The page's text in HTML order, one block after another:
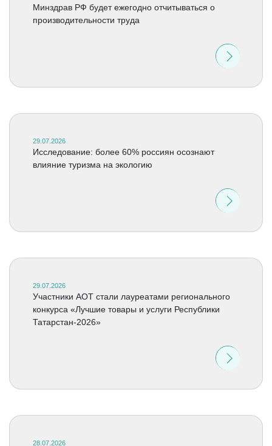
Минздрав РФ будет ежегодно отчитываться о
производительности труда
29.07.2026
Исследование: более 60% россиян осознают
влияние туризма на экологию
29.07.2026
Участники АОТ стали лауреатами регионального
конкурса «Лучшие товары и услуги Республики
Татарстан-2026»
28.07.2026